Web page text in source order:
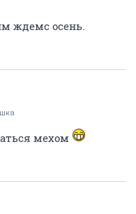
ждемс осень.
мехом